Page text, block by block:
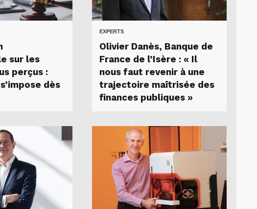
sur les
perçus :
dès
EXPERTS
Olivier Danès, Banque de
France de l’Isère : « Il
nous faut revenir à une
trajectoire maîtrisée des
finances publiques »